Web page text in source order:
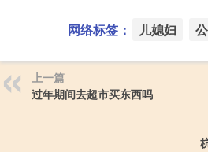
网络标签： 儿媳妇
上一篇
过年期间去超市买东西吗